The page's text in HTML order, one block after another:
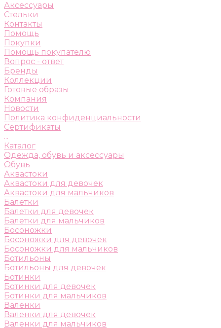
Аксессуары
Стельки
Контакты
Помощь
Покупки
Помощь покупателю
Вопрос - ответ
Бренды
Коллекции
Готовые образы
Компания
Новости
Политика конфиденциальности
Сертификаты
...
Каталог
Одежда, обувь и аксессуары
Обувь
Аквастоки
Аквастоки для девочек
Аквастоки для мальчиков
Балетки
Балетки для девочек
Балетки для мальчиков
Босоножки
Босоножки для девочек
Босоножки для мальчиков
Ботильоны
Ботильоны для девочек
Ботинки
Ботинки для девочек
Ботинки для мальчиков
Валенки
Валенки для девочек
Валенки для мальчиков